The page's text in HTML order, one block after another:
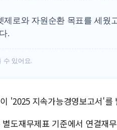
로와 자원순환 목표를 세웠
.
수 있어요.
'2025 지속가능경영보고서'를
도재무제표 기준에서 연결재